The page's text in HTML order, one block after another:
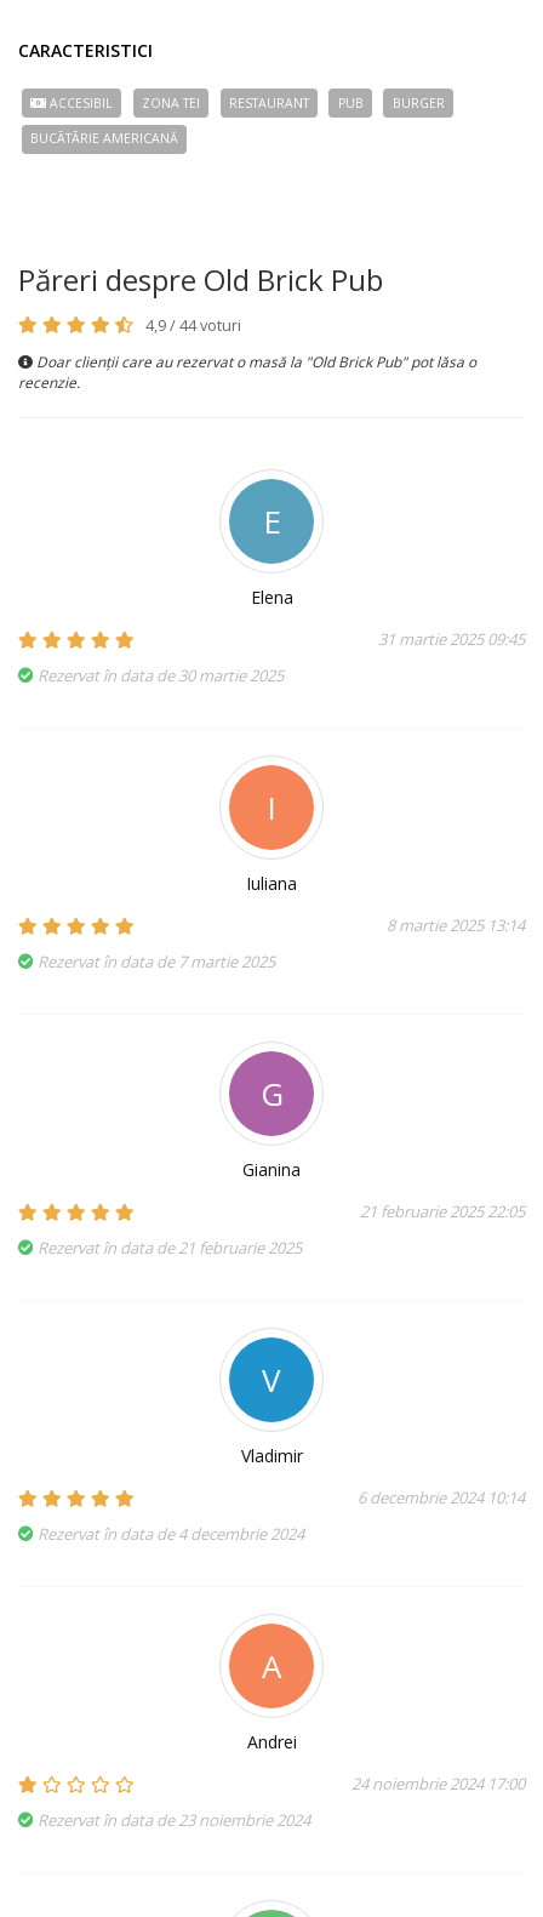
CARACTERISTICI
ACCESIBIL ZONA TEI RESTAURANT PUB BURGER
BUCÃTÃRIE AMERICANĂ
Păreri despre Old Brick Pub
4,9 / 44 voturi
Doar clienții care au rezervat o masă la "Old Brick Pub" pot lăsa o
recenzie.
E
Elena
31 martie 2025 09:45
Rezervat în data de 30 martie 2025
I
Iuliana
8 martie 2025 13:14
Rezervat în data de 7 martie 2025
G
Gianina
21 februarie 2025 22:05
Rezervat în data de 21 februarie 2025
V
Vladimir
6 decembrie 2024 10:14
Rezervat în data de 4 decembrie 2024
A
Andrei
24 noiembrie 2024 17:00
Rezervat în data de 23 noiembrie 2024